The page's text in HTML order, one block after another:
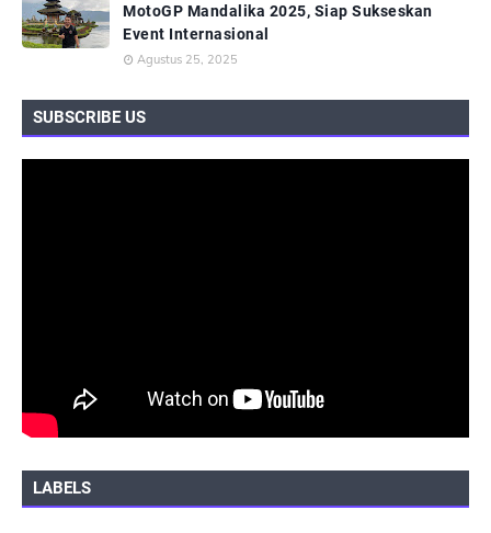
MotoGP Mandalika 2025, Siap Sukseskan
Event Internasional
Agustus 25, 2025
SUBSCRIBE US
LABELS